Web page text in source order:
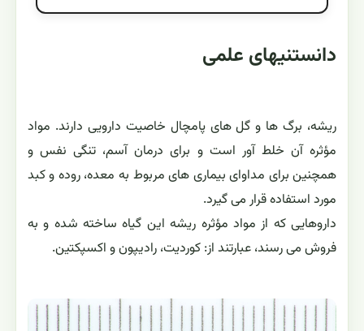
دانستنیهای علمی
ریشه، برگ ها و گل های پامچال خاصیت دارویی دارند. مواد
مؤثره آن خلط آور است و برای درمان آسم، تنگی نفس و
همچنین برای مداوای بیماری های مربوط به معده، روده و کبد
مورد استفاده قرار می گیرد.
داروهایی که از مواد مؤثره ریشه این گیاه ساخته شده و به
فروش می رسند، عبارتند از: کوردیت، رادیپون و اکسپکتین.